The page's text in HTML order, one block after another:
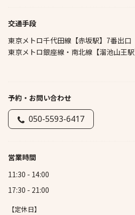
交通手段
東京メトロ千代田線【赤坂駅】7番出
東京メトロ銀座線・南北線【溜池山王
予約・お問い合わせ
050-5593-6417
営業時間
11:30 - 14:00
17:30 - 21:00
【定休日】